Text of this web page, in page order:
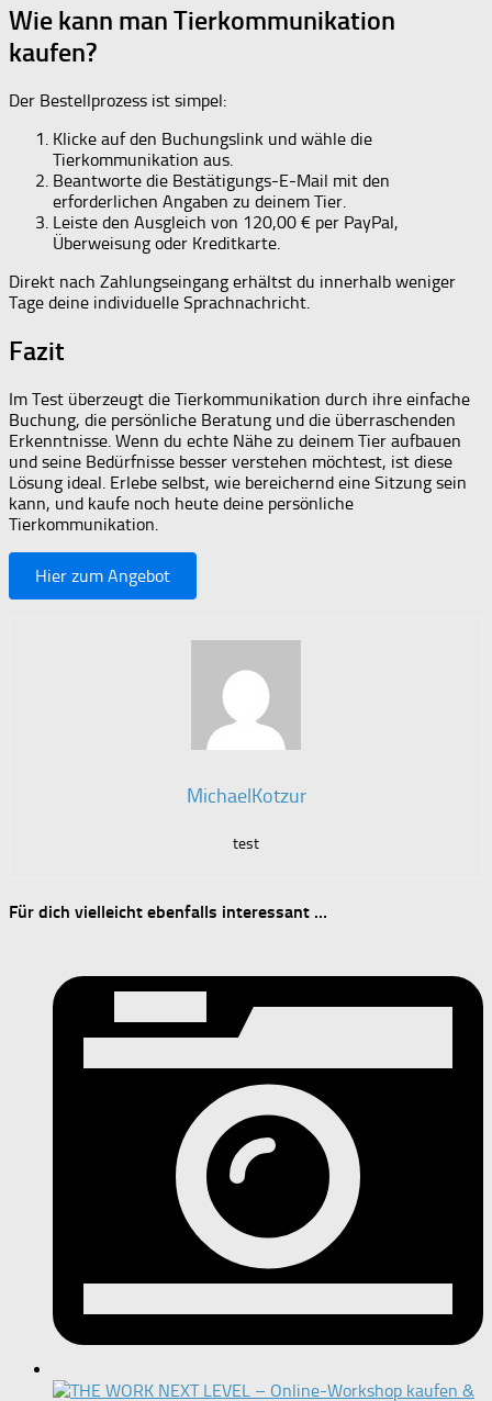
Wie kann man Tierkommunikation
kaufen?
Der Bestellprozess ist simpel:
Klicke auf den Buchungslink und wähle die
Tierkommunikation aus.
Beantworte die Bestätigungs-E-Mail mit den
erforderlichen Angaben zu deinem Tier.
Leiste den Ausgleich von 120,00 € per PayPal,
Überweisung oder Kreditkarte.
Direkt nach Zahlungseingang erhältst du innerhalb weniger
Tage deine individuelle Sprachnachricht.
Fazit
Im Test überzeugt die Tierkommunikation durch ihre einfache
Buchung, die persönliche Beratung und die überraschenden
Erkenntnisse. Wenn du echte Nähe zu deinem Tier aufbauen
und seine Bedürfnisse besser verstehen möchtest, ist diese
Lösung ideal. Erlebe selbst, wie bereichernd eine Sitzung sein
kann, und kaufe noch heute deine persönliche
Tierkommunikation.
Hier zum Angebot
MichaelKotzur
test
Für dich vielleicht ebenfalls interessant …